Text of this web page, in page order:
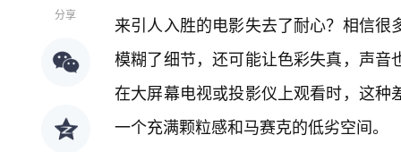
分享
来引人入胜的电影失去了耐心？相信
模糊了细节，还可能让色彩失真，声
在大屏幕电视或投影仪上观看时，这
一个充满颗粒感和马赛克的低劣空间。